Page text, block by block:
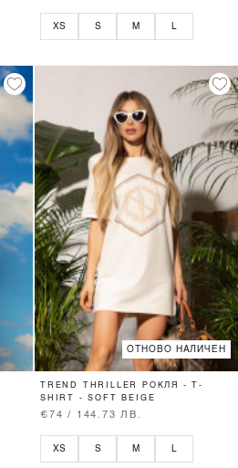
XS S M L
ОТНОВО НАЛИЧЕН
TREND THRILLER РОКЛЯ - T-
SHIRT - SOFT BEIGE
€74 / 144.73 ЛВ.
XS S M